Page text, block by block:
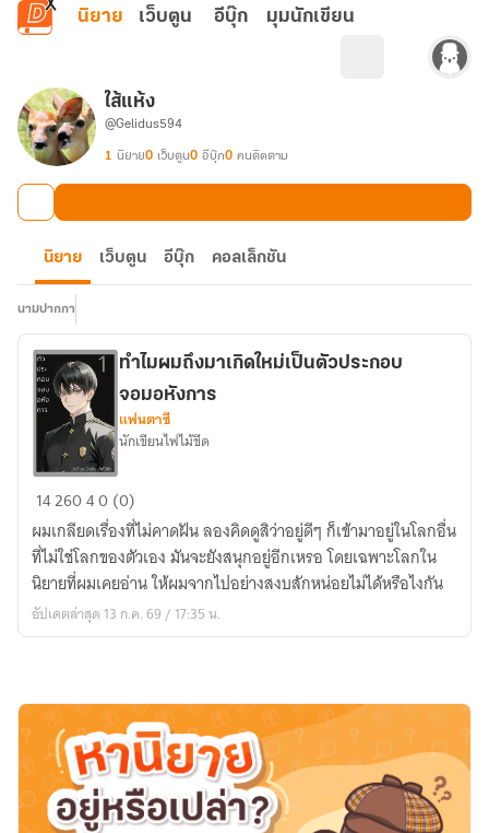
ข้ามไปยังเนื้อหาหลัก
นิยาย เว็บตูน อีบุ๊ก มุมนักเขียน
ใส้แห้ง
@Gelidus594
1 นิยาย0 เว็บตูน0 อีบุ๊ก0 คนติดตาม
นิยาย เว็บตูน อีบุ๊ก คอลเล็กชัน
นามปากกา
ทำไม
ถึง
มา
เกิด
ใหม่
จอม
อหังการ
ทำไมผมถึงมาเกิดใหม่เป็นตัวประกอบ
จอมอหังการ
แฟนตาซี
นักเขียนไฟไม้ขีด
1426040 (0)
ผมเกลียดเรื่องที่ไม่คาดฝัน ลองคิดดูสิว่าอยู่ดีๆ ก็เข้ามาอยู่ในโลกอื่น
ที่ไม่ใช่โลกของตัวเอง มันจะยังสนุกอยู่อีกเหรอ โดยเฉพาะโลกใน
นิยายที่ผมเคยอ่าน ให้ผมจากไปอย่างสงบสักหน่อยไม่ได้หรือไงกัน
อัปเดตล่าสุด 13 ก.ค. 69 / 17:35 น.